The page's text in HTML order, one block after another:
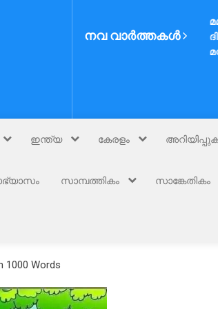
നവ വാർത്തകൾ
ഇന്ത്യ കേരളം
സാമ്പത്തികം സാങ്കേതികം
1000 Words